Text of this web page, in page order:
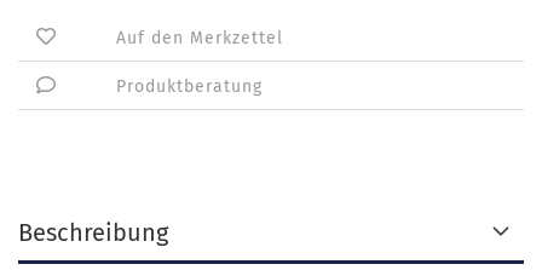
Auf den Merkzettel
Produktberatung
Beschreibung